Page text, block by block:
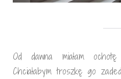
Od dawna miałam
Chciałabym troszkę go